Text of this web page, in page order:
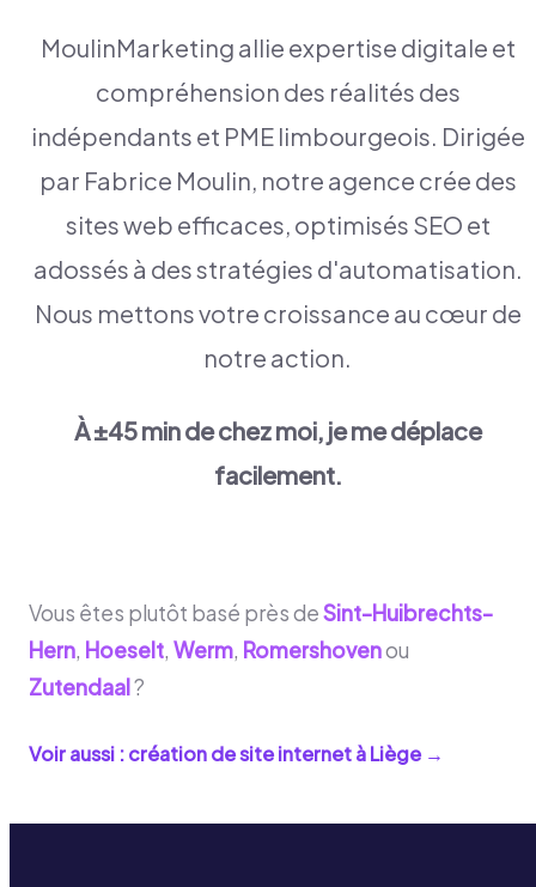
MoulinMarketing allie expertise digitale et
compréhension des réalités des
indépendants et PME limbourgeois. Dirigée
par Fabrice Moulin, notre agence crée des
sites web efficaces, optimisés SEO et
adossés à des stratégies d'automatisation.
Nous mettons votre croissance au cœur de
notre action.
À ±45 min de chez moi, je me déplace
facilement.
Vous êtes plutôt basé près deSint-Huibrechts-
Hern, Hoeselt, Werm, Romershovenou
Zutendaal?
Voir aussi : création de site internet àLiège→